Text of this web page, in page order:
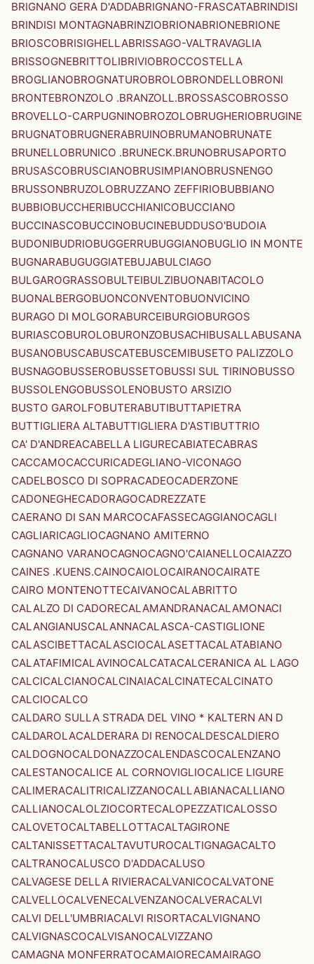
BRIGNANO GERA D'ADDABRIGNANO-FRASCATABRINDISI
BRINDISI MONTAGNABRINZIOBRIONABRIONEBRIONE
BRIOSCOBRISIGHELLABRISSAGO-VALTRAVAGLIA
BRISSOGNEBRITTOLIBRIVIOBROCCOSTELLA
BROGLIANOBROGNATUROBROLOBRONDELLOBRONI
BRONTEBRONZOLO .BRANZOLL.BROSSASCOBROSSO
BROVELLO-CARPUGNINOBROZOLOBRUGHERIOBRUGINE
BRUGNATOBRUGNERABRUINOBRUMANOBRUNATE
BRUNELLOBRUNICO .BRUNECK.BRUNOBRUSAPORTO
BRUSASCOBRUSCIANOBRUSIMPIANOBRUSNENGO
BRUSSONBRUZOLOBRUZZANO ZEFFIRIOBUBBIANO
BUBBIOBUCCHERIBUCCHIANICOBUCCIANO
BUCCINASCOBUCCINOBUCINEBUDDUSO'BUDOIA
BUDONIBUDRIOBUGGERRUBUGGIANOBUGLIO IN MONTE
BUGNARABUGUGGIATEBUJABULCIAGO
BULGAROGRASSOBULTEIBULZIBUONABITACOLO
BUONALBERGOBUONCONVENTOBUONVICINO
BURAGO DI MOLGORABURCEIBURGIOBURGOS
BURIASCOBUROLOBURONZOBUSACHIBUSALLABUSANA
BUSANOBUSCABUSCATEBUSCEMIBUSETO PALIZZOLO
BUSNAGOBUSSEROBUSSETOBUSSI SUL TIRINOBUSSO
BUSSOLENGOBUSSOLENOBUSTO ARSIZIO
BUSTO GAROLFOBUTERABUTIBUTTAPIETRA
BUTTIGLIERA ALTABUTTIGLIERA D'ASTIBUTTRIO
CA' D'ANDREACABELLA LIGURECABIATECABRAS
CACCAMOCACCURICADEGLIANO-VICONAGO
CADELBOSCO DI SOPRACADEOCADERZONE
CADONEGHECADORAGOCADREZZATE
CAERANO DI SAN MARCOCAFASSECAGGIANOCAGLI
CAGLIARICAGLIOCAGNANO AMITERNO
CAGNANO VARANOCAGNOCAGNO'CAIANELLOCAIAZZO
CAINES .KUENS.CAINOCAIOLOCAIRANOCAIRATE
CAIRO MONTENOTTECAIVANOCALABRITTO
CALALZO DI CADORECALAMANDRANACALAMONACI
CALANGIANUSCALANNACALASCA-CASTIGLIONE
CALASCIBETTACALASCIOCALASETTACALATABIANO
CALATAFIMICALAVINOCALCATACALCERANICA AL LAGO
CALCICALCIANOCALCINAIACALCINATECALCINATO
CALCIOCALCO
CALDARO SULLA STRADA DEL VINO * KALTERN AN D
CALDAROLACALDERARA DI RENOCALDESCALDIERO
CALDOGNOCALDONAZZOCALENDASCOCALENZANO
CALESTANOCALICE AL CORNOVIGLIOCALICE LIGURE
CALIMERACALITRICALIZZANOCALLABIANACALLIANO
CALLIANOCALOLZIOCORTECALOPEZZATICALOSSO
CALOVETOCALTABELLOTTACALTAGIRONE
CALTANISSETTACALTAVUTUROCALTIGNAGACALTO
CALTRANOCALUSCO D'ADDACALUSO
CALVAGESE DELLA RIVIERACALVANICOCALVATONE
CALVELLOCALVENECALVENZANOCALVERACALVI
CALVI DELL'UMBRIACALVI RISORTACALVIGNANO
CALVIGNASCOCALVISANOCALVIZZANO
CAMAGNA MONFERRATOCAMAIORECAMAIRAGO